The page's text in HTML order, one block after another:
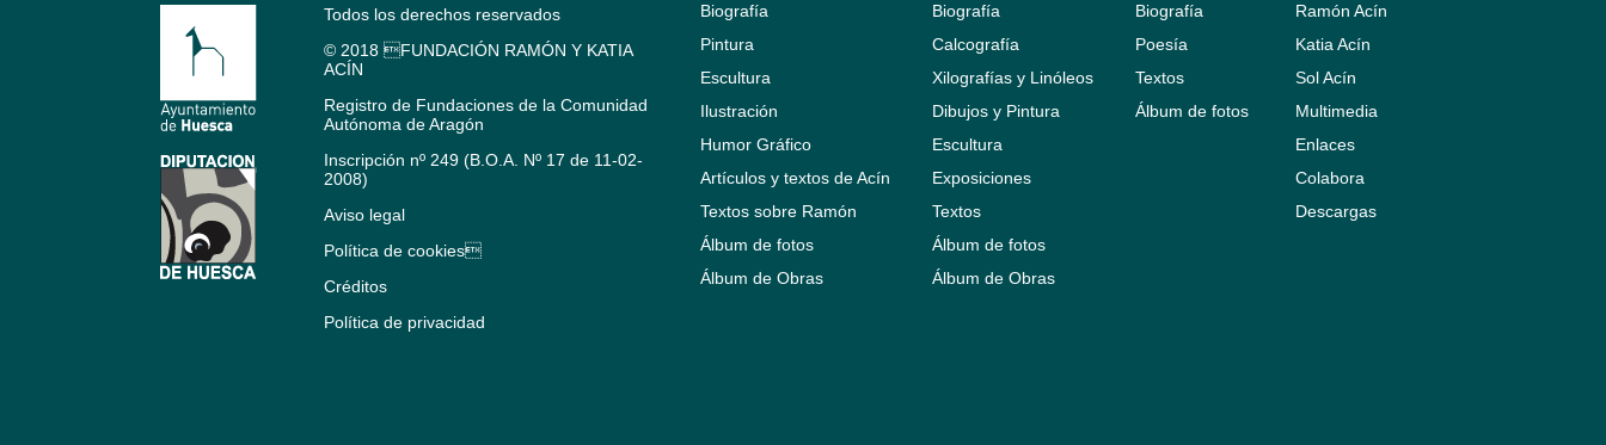
Todos los derechos reservados
© 2018 FUNDACIÓN RAMÓN Y KATIA
ACÍN
Registro de Fundaciones de la Comunidad
Autónoma de Aragón
Inscripción nº 249 (B.O.A. Nº 17 de 11-02-
2008)
Aviso legal
Política de cookies
Créditos
Política de privacidad
Biografía
Pintura
Escultura
Ilustración
Humor Gráfico
Artículos y textos de Acín
Textos sobre Ramón
Álbum de fotos
Álbum de Obras
Biografía
Calcografía
Xilografías y Linóleos
Dibujos y Pintura
Escultura
Exposiciones
Textos
Álbum de fotos
Álbum de Obras
Biografía
Poesía
Textos
Álbum de fotos
Ramón Acín
Katia Acín
Sol Acín
Multimedia
Enlaces
Colabora
Descargas